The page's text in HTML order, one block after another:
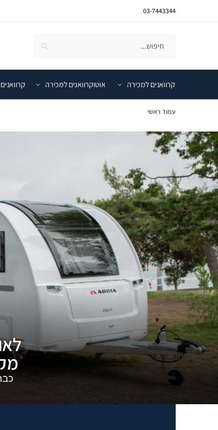
03-7443344
קרוואנים למכירה אוטוקרוואנים למכירה
עמוד ראשי
כבר